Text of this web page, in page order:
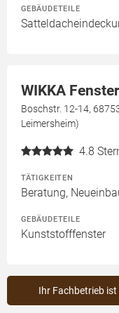
GEBÄUDETEILE
WIKKA
Boschstr. 12-14,
Leimersheim)
4.8
TÄTIGKEITEN
Beratung,
GEBÄUDETEILE
Kunststofffenster
Ihr Fachbetrieb